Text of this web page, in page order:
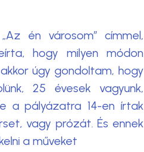
én városom” címmel,
hogy milyen módon
úgy gondoltam, hogy
25 évesek vagyunk,
a pályázatra 14-en írtak
vagy prózát. És ennek
a műveket